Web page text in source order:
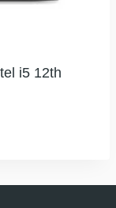
i5 12th